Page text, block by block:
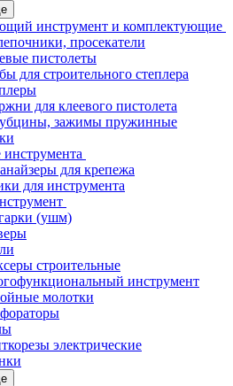
инструмент и комплектующие
просекатели
пистолеты
для строительного степлера
для клеевого пистолета
зажимы пружинные
для крепежа
для инструмента
(ушм)
строительные
инструмент
молотки
электрические